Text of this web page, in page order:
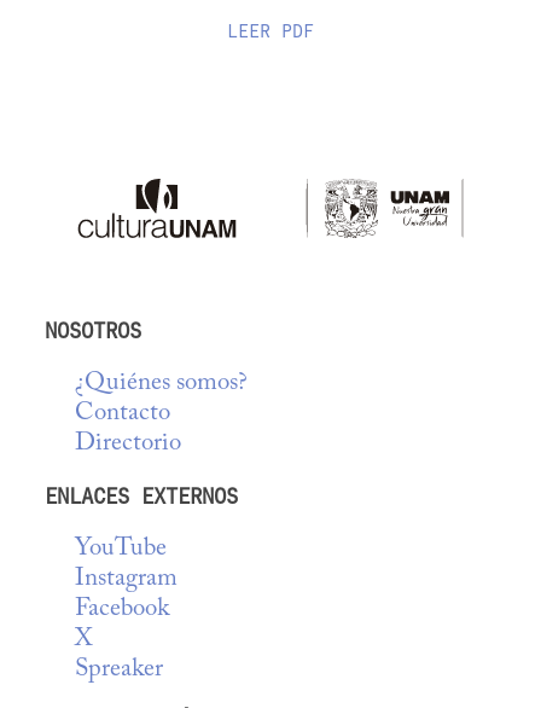
LEER PDF
NOSOTROS
¿Quiénes somos?
Contacto
Directorio
ENLACES EXTERNOS
YouTube
Instagram
Facebook
X
Spreaker